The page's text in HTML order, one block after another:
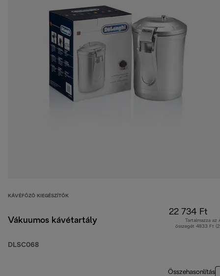
KÁVÉFŐZŐ KIEGÉSZÍTŐK
Vákuumos kávétartály
DLSC068
22 734 Ft
Tartalmazza az
összegét 4833 Ft
Összehasonlítás